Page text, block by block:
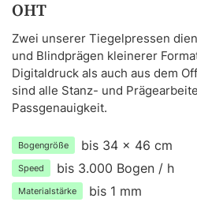
OHT
Zwei unserer Tiegelpressen
und Blindprägen kleinerer
Digitaldruck als auch aus dem
sind alle Stanz- und
Passgenauigkeit.
Bogengröße bis 34 x 46 cm
Speed bis 3.000 Bogen / h
Materialstärke bis 1 mm